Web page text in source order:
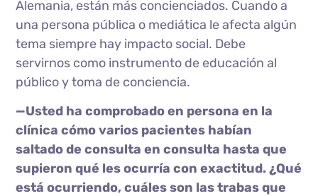
Alemania, están más concienciados. Cuando a
una persona pública o mediática le afecta algún
tema siempre hay impacto social. Debe
servirnos como instrumento de educación al
público y toma de conciencia.
—Usted ha comprobado en persona en la
clínica cómo varios pacientes habían
saltado de consulta en consulta hasta que
supieron qué les ocurría con exactitud. ¿Qué
está ocurriendo, cuáles son las trabas que